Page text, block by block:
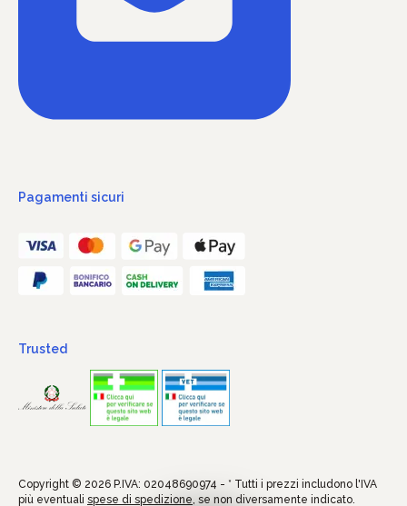
Pagamenti sicuri
Trusted
Copyright © 2026 P.IVA: 02048690974 - * Tutti i prezzi includono l'IVA
più eventuali spese di spedizione, se non diversamente indicato.